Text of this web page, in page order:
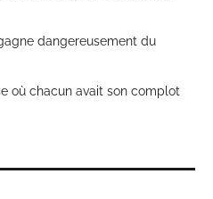
dangereusement du
où chacun avait son complot